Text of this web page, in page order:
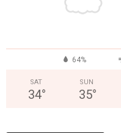
64%
SAT
34°
SUN
35°